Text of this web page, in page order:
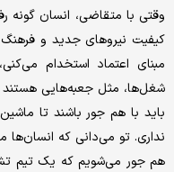
وقتی با متقاضی، انسان گونه
کیفیت نیروهای جدید و فرهنگ
مبنای اعتماد استخدام
شغل‌ها، مثل جعبه‌هایی هستند
باید با هم جور باشند تا
نداری. تو می‌دانی که انسان‌ها
هم جور می‌شویم که یک تیم